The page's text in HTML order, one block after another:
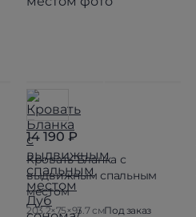
14 190 ₽
Кровать Бланка с
выдвижным спальным
местом
203.2×75×93.7 смПод заказ